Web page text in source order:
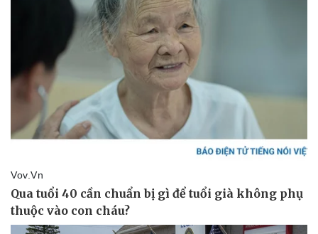
Vụ án
Tin nóng
Tư vấn luật
Quân sự - Quốc phòng
Vũ khí
Việt Nam
Phân tích